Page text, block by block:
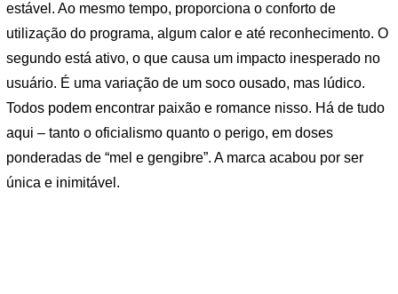
estável. Ao mesmo tempo, proporciona o conforto de
utilização do programa, algum calor e até reconhecimento. O
segundo está ativo, o que causa um impacto inesperado no
usuário. É uma variação de um soco ousado, mas lúdico.
Todos podem encontrar paixão e romance nisso. Há de tudo
aqui – tanto o oficialismo quanto o perigo, em doses
ponderadas de “mel e gengibre”. A marca acabou por ser
única e inimitável.